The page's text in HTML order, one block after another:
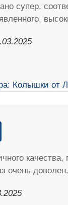
супер,
качества,
очень